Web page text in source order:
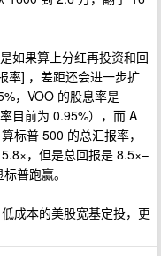
如果算上分红再投资和回
率] ，差距还会进一步扩
，VOO 的股息率是
目前为 0.95%），而 A
标普 500 的总汇报率，
，但是总回报是 8.5×–
普跑赢。
成本的美股宽基定投，更